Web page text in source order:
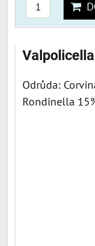
Odrůda:
Rondinella